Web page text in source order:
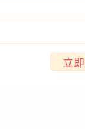
立